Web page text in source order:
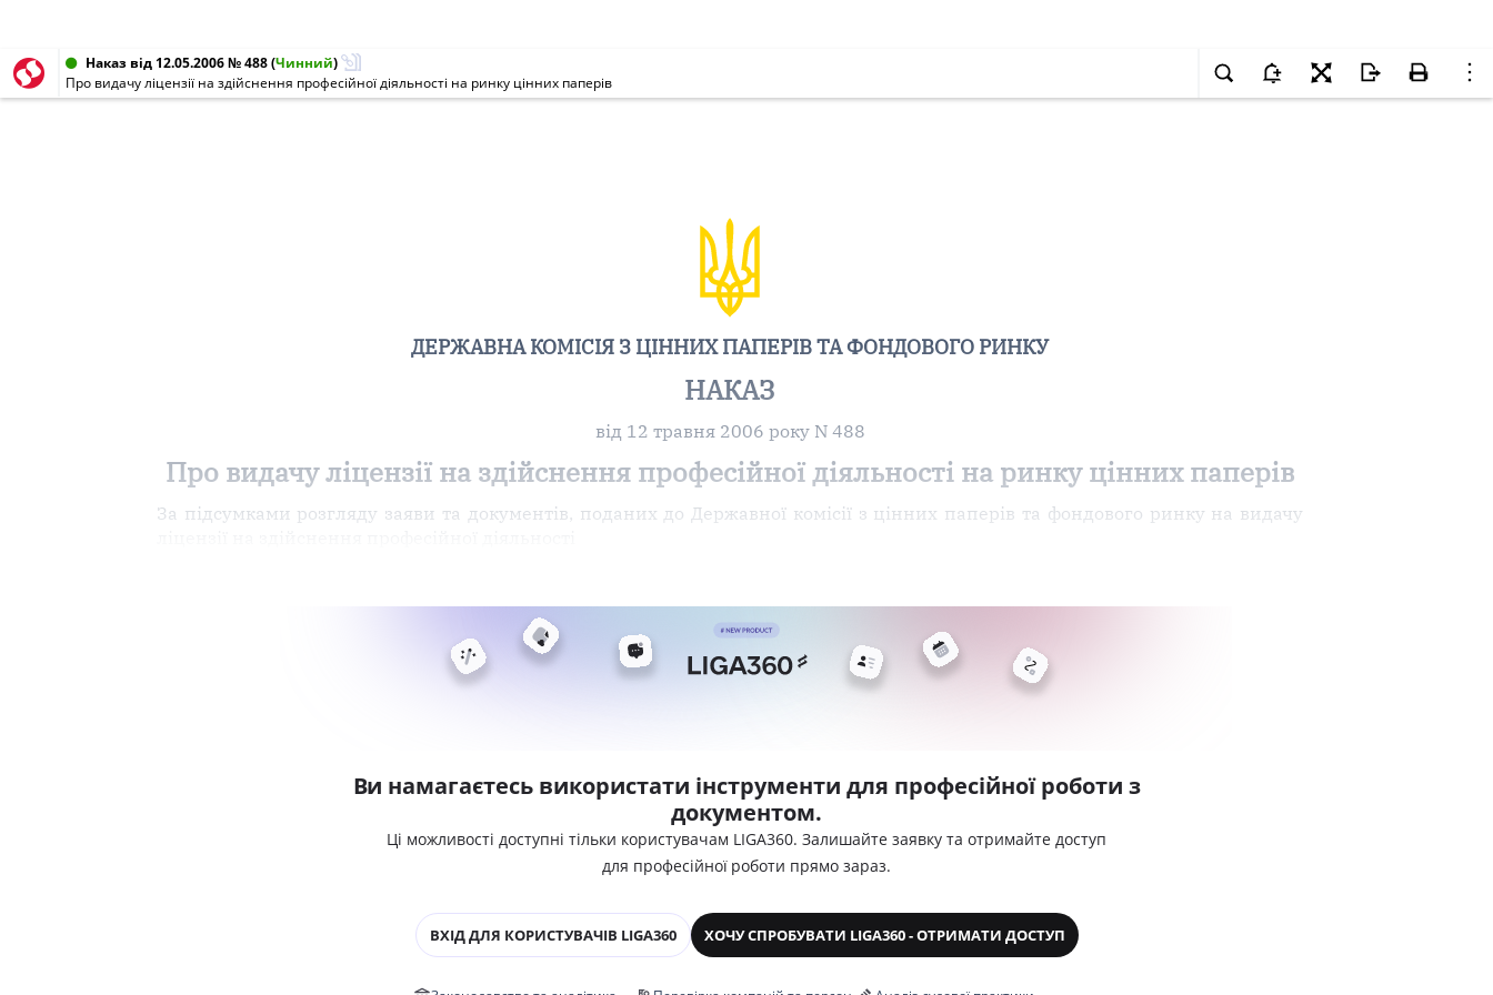
Наказ від 12.05.2006 № 488(Чинний)
Про видачу ліцензії на здійснення професійної діяльності на ринку цінних паперів
ДЕРЖАВНА КОМІСІЯ З ЦІННИХ ПАПЕРІВ ТА ФОНДОВОГО РИНКУ
НАКАЗ
від 12 травня 2006 року N 488
Про видачу ліцензії на здійснення професійної діяльності на ринку цінних паперів
За підсумками розгляду заяви та документів, поданих до Державної комісії з цінних паперів та фондового ринку на видачу
Ви намагаєтесь використати інструменти для професійної роботи з
документом.
Ці можливості доступні тільки користувачам LIGA360. Залишайте заявку та отримайте доступ
для професійної роботи прямо зараз.
ВХІД ДЛЯ КОРИСТУВАЧІВ LIGA360 ХОЧУ СПРОБУВАТИ LIGA360 - ОТРИМАТИ ДОСТУП